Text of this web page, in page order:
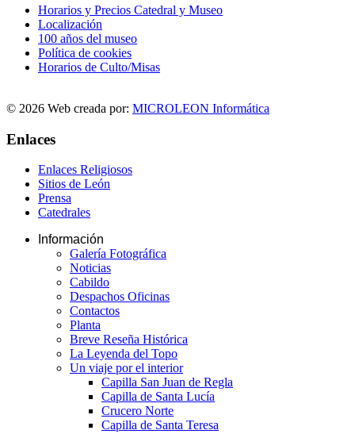
Horarios y Precios Catedral y Museo
Localización
100 años del museo
Política de cookies
Horarios de Culto/Misas
© 2026 Web creada por: MICROLEON Informática
Enlaces
Enlaces Religiosos
Sitios de León
Prensa
Catedrales
Información
Galería Fotográfica
Noticias
Cabildo
Despachos Oficinas
Contactos
Planta
Breve Reseña Histórica
La Leyenda del Topo
Un viaje por el interior
Capilla San Juan de Regla
Capilla de Santa Lucía
Crucero Norte
Capilla de Santa Teresa